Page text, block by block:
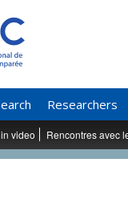
Researchers
video Rencontres avec